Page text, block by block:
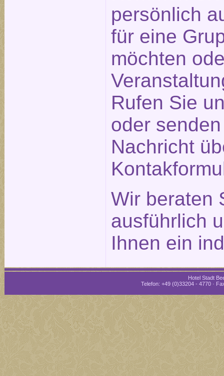
persönlich
für eine
möchten
Rufen Sie
oder
Nachricht
Wir beraten
ausführlich
Ihnen ein
Hotel Stadt
Telefon: +49 (0)33204 - 4770 ·